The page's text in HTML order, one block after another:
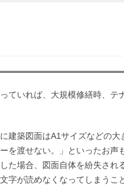
っていれば、大規模修繕時、
建築図面はA1サイズなどの
を渡せない。」といったお声
た場合、図面自体を紛失され
字が読めなくなってしまうこ